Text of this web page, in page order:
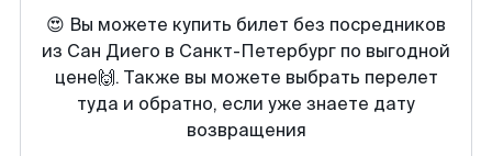
😍 Вы можете купить билет без посредников
из Сан Диего в Санкт-Петербург по выгодной
цене🙌. Также вы можете выбрать перелет
туда и обратно, если уже знаете дату
возвращения